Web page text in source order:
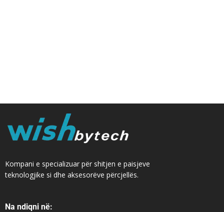
Kompani e specializuar për shitjen e paisjeve
teknologjike si dhe aksesorëve përcjellës.
Na ndiqni në: